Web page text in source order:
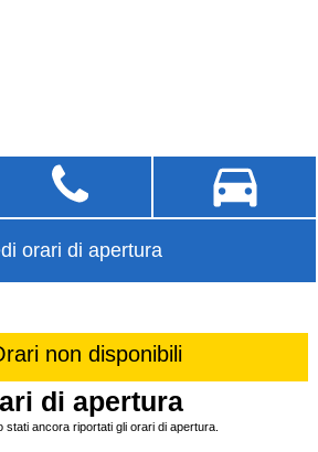
orari di apertura
non disponibili
di apertura
ancora riportati gli orari di apertura.